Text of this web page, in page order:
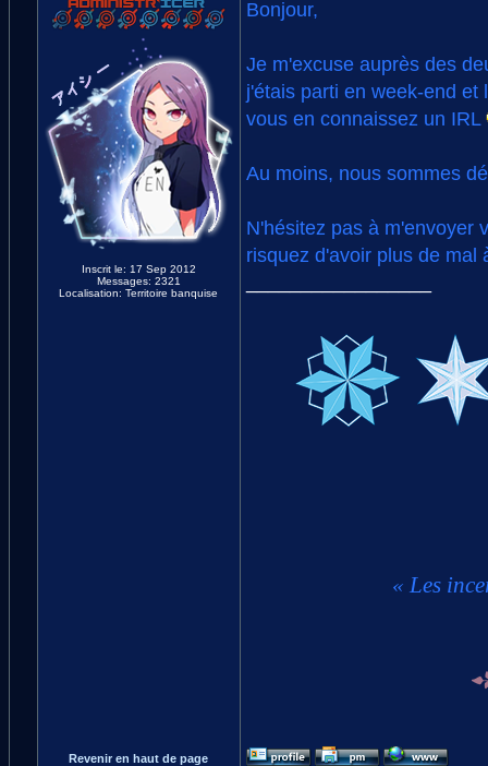
Inscrit le: 17 Sep 2012
Messages: 2321
Localisation: Territoire banquise
Bonjour,
Je m'excuse auprès des
j'étais parti en week-end
vous en connaissez un IRL
Au moins, nous sommes
N'hésitez pas à m'envoyer
risquez d'avoir plus de mal
« Les
Revenir en haut de page